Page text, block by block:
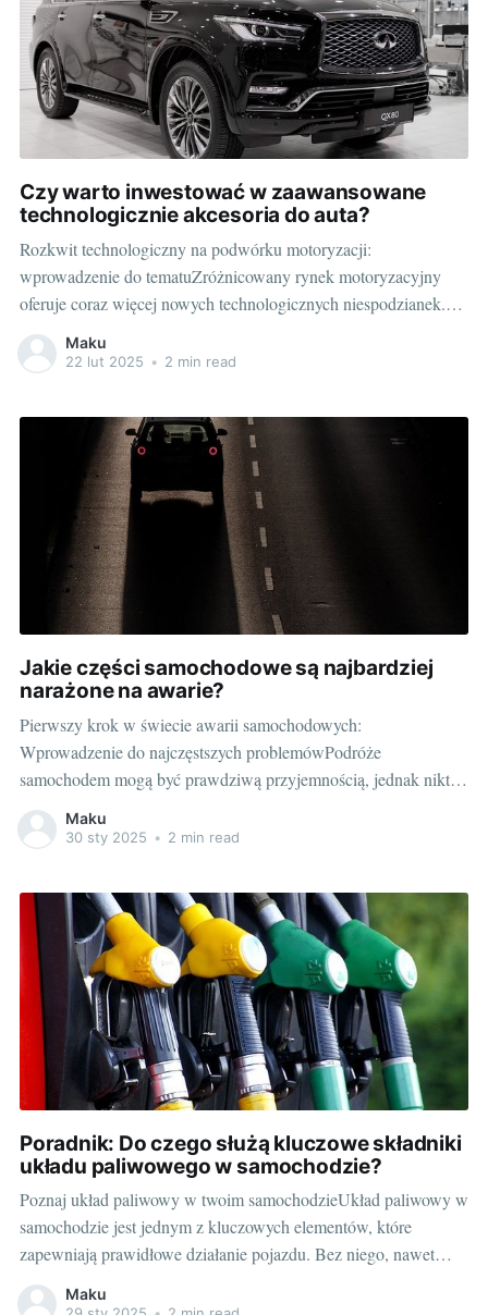
Czy warto inwestować w zaawansowane
technologicznie akcesoria do auta?
Rozkwit technologiczny na podwórku motoryzacji:
wprowadzenie do tematuZróżnicowany rynek motoryzacyjny
oferuje coraz więcej nowych technologicznych niespodzianek.
Możemy dostrzec, że na ustach wszystkich nie ustaje określenie
"inteligentny samochód". Zdumiewają nas nie tylko nowoczesne
akcesoria, które możemy zamontować w naszym pojazdach.
Wszystko, aby jazda była jeszcze bezpieczniejsza,
Maku
22 lut 2025 • 2 min read
Jakie części samochodowe są najbardziej
narażone na awarie?
Pierwszy krok w świecie awarii samochodowych:
Wprowadzenie do najczęstszych problemówPodróże
samochodem mogą być prawdziwą przyjemnością, jednak nikt
nie lubi, kiedy jego pojazd niespodziewanie odmówi
posłuszeństwa. Część usterek można przewidzieć i zapobiec im
które elementy auta narażone są na największe ryzyko, może
Maku
30 sty 2025 • 2 min read
Poradnik: Do czego służą kluczowe składniki
układu paliwowego w samochodzie?
Poznaj układ paliwowy w twoim samochodzieUkład paliwowy w
samochodzie jest jednym z kluczowych elementów, które
zapewniają prawidłowe działanie pojazdu. Bez niego, nawet
najnowocześniejszy model samochodu, nie miałby szans
poruszać się nawet o milimetr, gdyż to właśnie układ paliwowy
Maku